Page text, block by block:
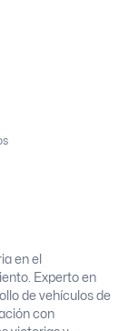
en el
Experto en
de vehículos de
con